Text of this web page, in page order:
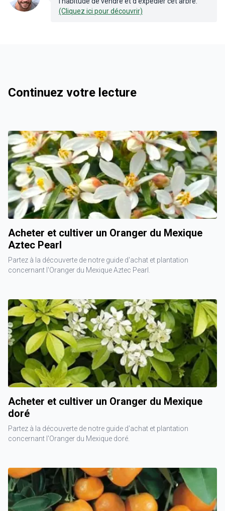
(Cliquez ici pour découvrir)
Continuez votre lecture
Acheter et cultiver un Oranger du Mexique
Aztec Pearl
Partez à la découverte de notre guide d'achat et plantation
concernant l'Oranger du Mexique Aztec Pearl.
Acheter et cultiver un Oranger du Mexique
doré
Partez à la découverte de notre guide d'achat et plantation
concernant l'Oranger du Mexique doré.